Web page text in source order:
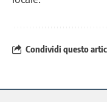
Condividi questo